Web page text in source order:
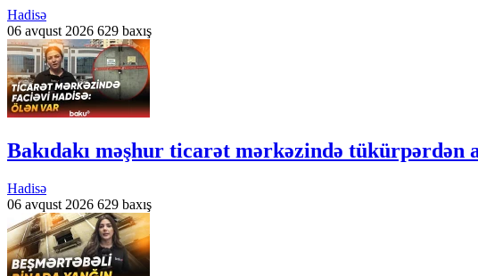
Hadisə
06 avqust 2026 629 baxış
Bakıdakı məşhur ticarət mərkəzində tükürpərdən
Hadisə
06 avqust 2026 629 baxış